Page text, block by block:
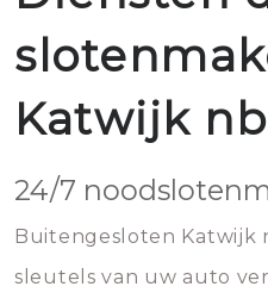
Katwijk
24/7
Buitengesloten Katwijk
sleutels van uw auto